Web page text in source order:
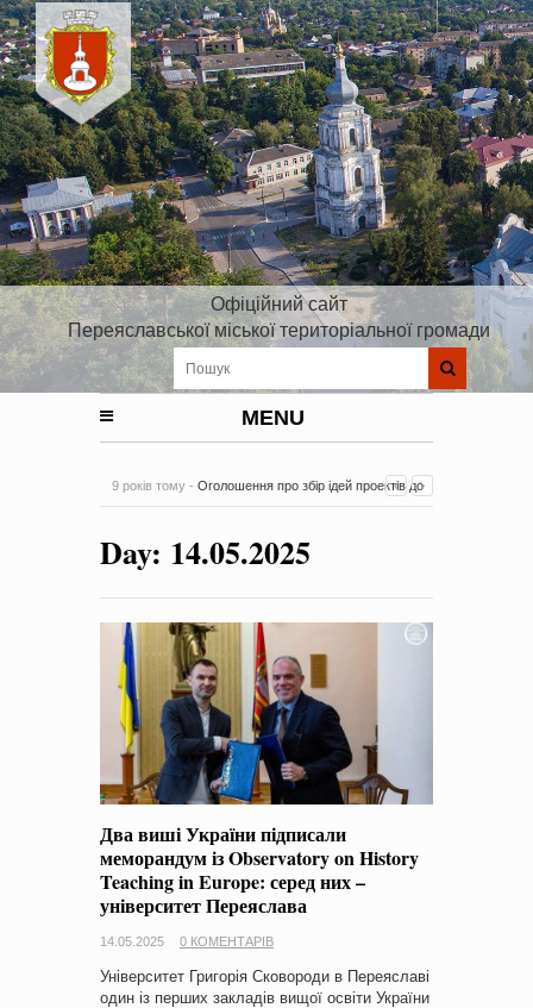
Офіційний сайт
Переяславської міської територіальної громади
MENU
9 років тому - Оголошення про збір ідей проектів до
на період 2018 – 2020 роки Оголошення про збір ідей
проектів
-0 Коментарів
Day: 14.05.2025
Два виші України підписали
меморандум із Observatory on History
Teaching in Europe: серед них –
університет Переяслава
14.05.2025 0 КОМЕНТАРІВ
Університет Григорія Сковороди в Переяславі
один із перших закладів вищої освіти України